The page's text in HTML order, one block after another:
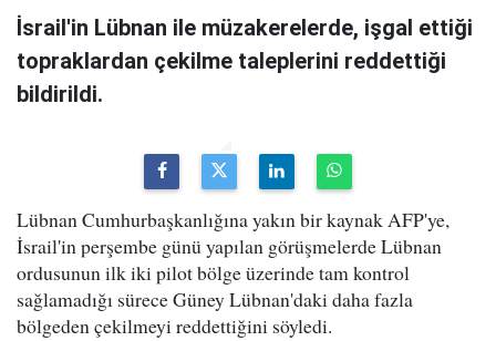
İsrail'in Lübnan ile müzakerelerde, işgal ettiği
topraklardan çekilme taleplerini reddettiği
bildirildi.
Lübnan Cumhurbaşkanlığına yakın bir kaynak AFP'ye,
İsrail'in perşembe günü yapılan görüşmelerde Lübnan
ordusunun ilk iki pilot bölge üzerinde tam kontrol
sağlamadığı sürece Güney Lübnan'daki daha fazla
bölgeden çekilmeyi reddettiğini söyledi.